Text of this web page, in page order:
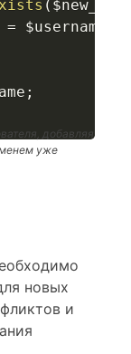
(
= $username
;
добавляя
уже
новых
и